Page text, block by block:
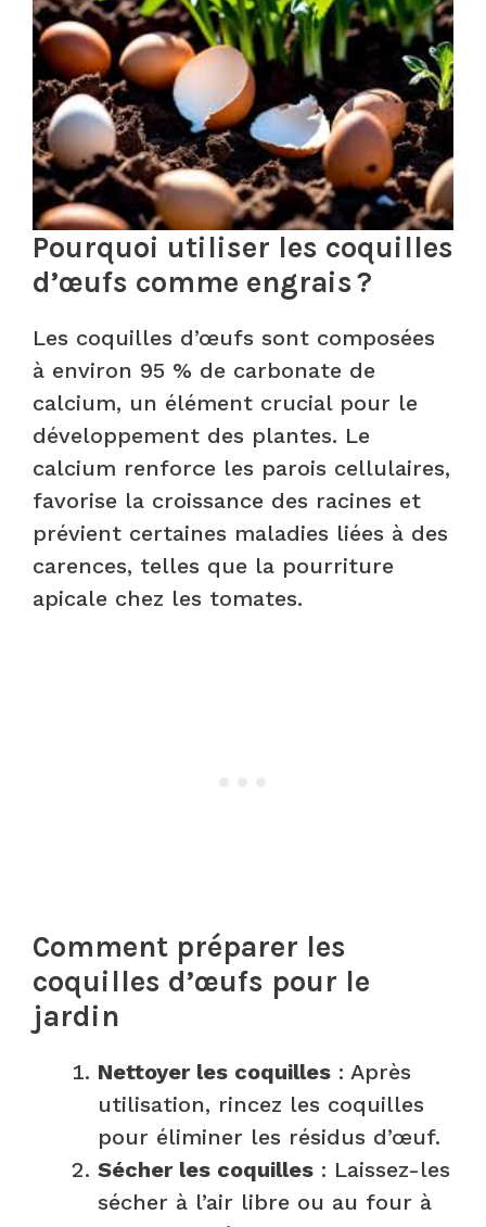
Pourquoi utiliser les coquilles
d’œufs comme engrais ?
Les coquilles d’œufs sont composées
à environ 95 % de carbonate de
calcium, un élément crucial pour le
développement des plantes. Le
calcium renforce les parois cellulaires,
favorise la croissance des racines et
prévient certaines maladies liées à des
carences, telles que la pourriture
apicale chez les tomates. ​
Comment préparer les
coquilles d’œufs pour le
jardin
Nettoyer les coquilles : Après
utilisation, rincez les coquilles
pour éliminer les résidus d’œuf.​
Sécher les coquilles : Laissez-les
sécher à l’air libre ou au four à